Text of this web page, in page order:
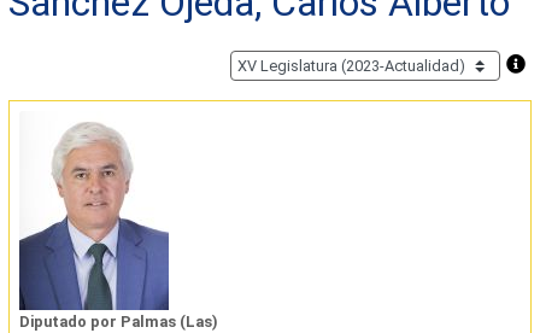
Diputado por Palmas (Las)